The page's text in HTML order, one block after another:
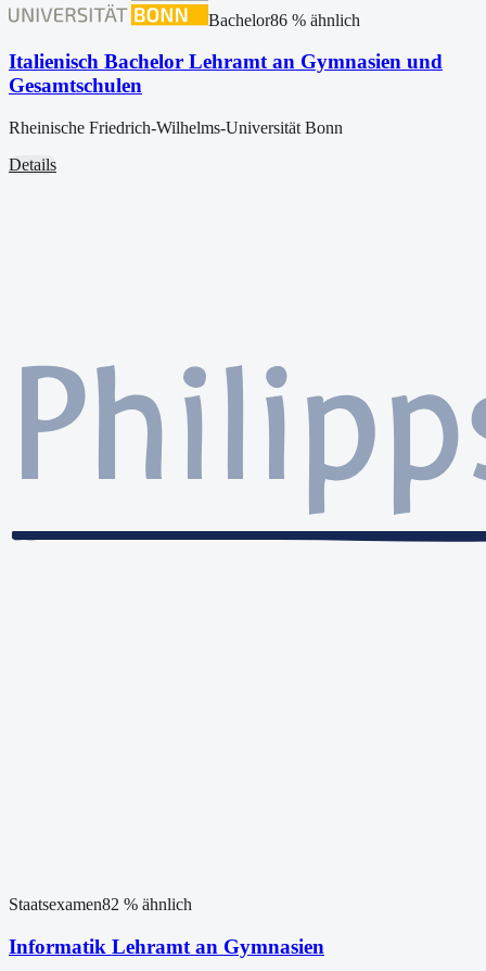
Bachelor86% ähnlich
Italienisch Bachelor Lehramt an Gymnasien und
Gesamtschulen
Rheinische Friedrich-Wilhelms-Universität Bonn
Details
Staatsexamen82 % ähnlich
Informatik Lehramt an Gymnasien